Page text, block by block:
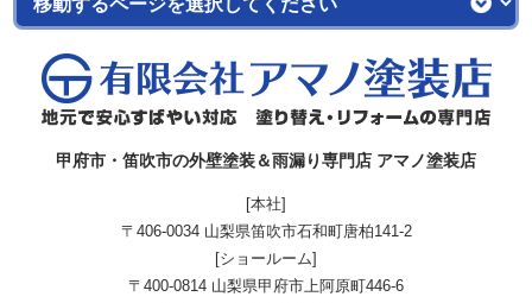
甲府市・笛吹市の外壁塗装＆雨漏り専門店 アマノ塗装店
[本社]
〒406-0034 山梨県笛吹市石和町唐柏141-2
[ショールーム]
〒400-0814 山梨県甲府市上阿原町446-6